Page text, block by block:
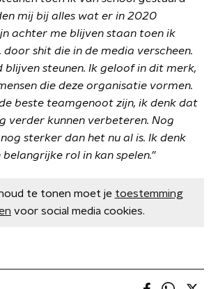
mij bij alles wat er in 2020
achter me blijven staan toen ik
shit die in de media verscheen.
blijven steunen. Ik geloof in dit merk,
die deze organisatie vormen.
beste teamgenoot zijn, ik denk dat
verder kunnen verbeteren. Nog
sterker dan het nu al is. Ik denk
rol in kan spelen.”
te tonen moet je toestemming
voor social media cookies.